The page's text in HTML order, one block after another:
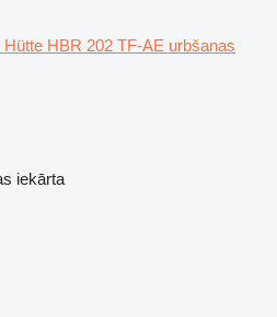
Hütte HBR 202 TF-AE urbšanas
iekārta